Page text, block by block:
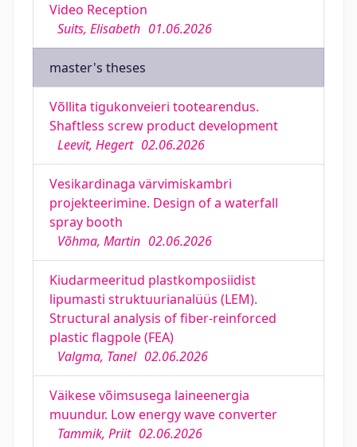
Video Reception
Suits, Elisabeth 01.06.2026
master's theses
Võllita tigukonveieri tootearendus.
Shaftless screw product development
Leevit, Hegert 02.06.2026
Vesikardinaga värvimiskambri
projekteerimine. Design of a waterfall
spray booth
Võhma, Martin 02.06.2026
Kiudarmeeritud plastkomposiidist
lipumasti struktuurianalüüs (LEM).
Structural analysis of fiber-reinforced
plastic flagpole (FEA)
Valgma, Tanel 02.06.2026
Väikese võimsusega laineenergia
muundur. Low energy wave converter
Tammik, Priit 02.06.2026